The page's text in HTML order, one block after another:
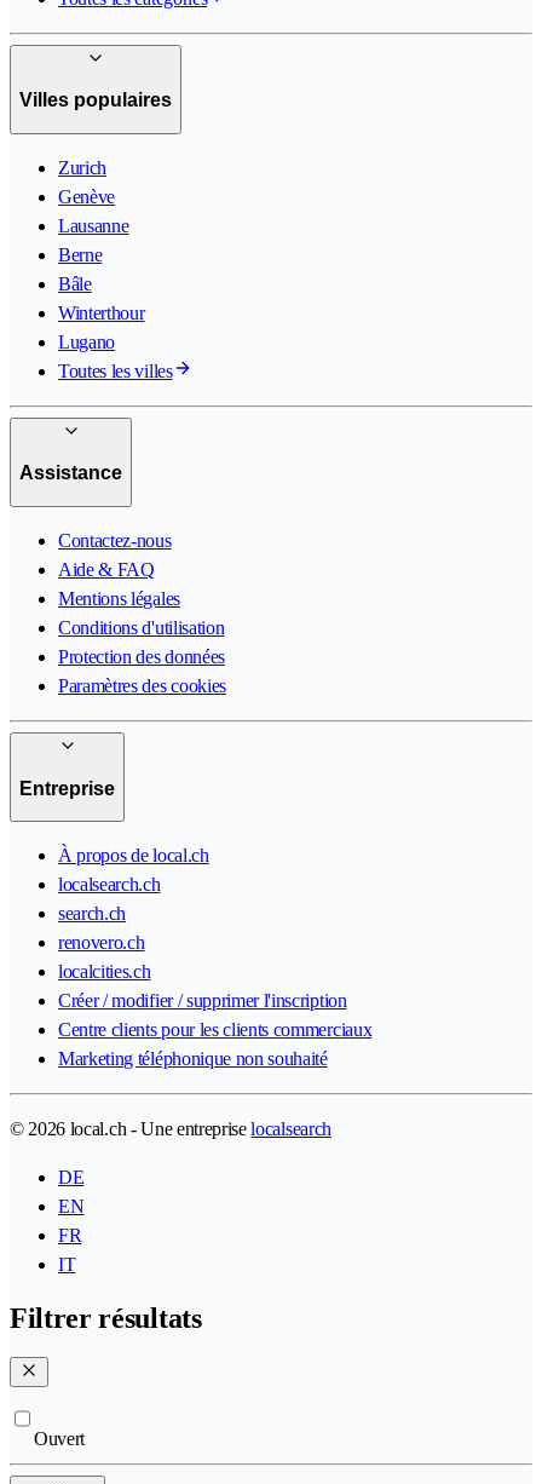
Villes populaires
Zurich
Genève
Lausanne
Berne
Bâle
Winterthour
Lugano
Toutes les villes
Assistance
Contactez-nous
Aide & FAQ
Mentions légales
Conditions d'utilisation
Protection des données
Paramètres des cookies
Entreprise
À propos de local.ch
localsearch.ch
search.ch
renovero.ch
localcities.ch
Créer / modifier / supprimer l'inscription
Centre clients pour les clients commerciaux
Marketing téléphonique non souhaité
© 2026 local.ch - Une entrepriselocalsearch
DE
EN
FR
IT
Filtrer résultats
Ouvert